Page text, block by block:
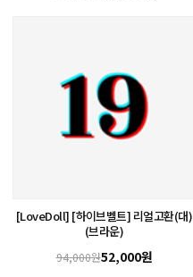
[LoveDoll] [하이브벨트] 리얼고환(대)
(브라운)
94,000원52,000원